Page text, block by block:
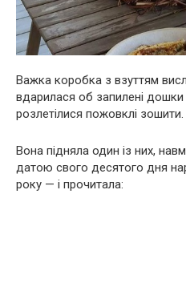
Важка коробка з взуттям
вдарилася об запилені дошки
розлетілися пожовклі зошити.
Вона підняла один із них,
датою свого десятого дня
року — і прочитала: